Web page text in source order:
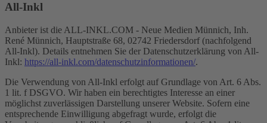
All-Inkl
Anbieter ist die ALL-INKL.COM - Neue Medien Münnich, Inh.
René Münnich, Hauptstraße 68, 02742 Friedersdorf (nachfolgend
All-Inkl). Details entnehmen Sie der Datenschutzerklärung von All-
Inkl: https://all-inkl.com/datenschutzinformationen/.
Die Verwendung von All-Inkl erfolgt auf Grundlage von Art. 6 Abs.
1 lit. f DSGVO. Wir haben ein berechtigtes Interesse an einer
möglichst zuverlässigen Darstellung unserer Website. Sofern eine
entsprechende Einwilligung abgefragt wurde, erfolgt die